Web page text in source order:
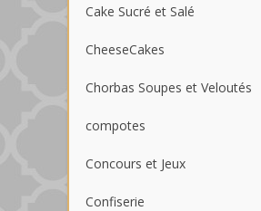
Cake Sucré et Salé
CheeseCakes
Chorbas Soupes et Veloutés
compotes
Concours et Jeux
Confiserie